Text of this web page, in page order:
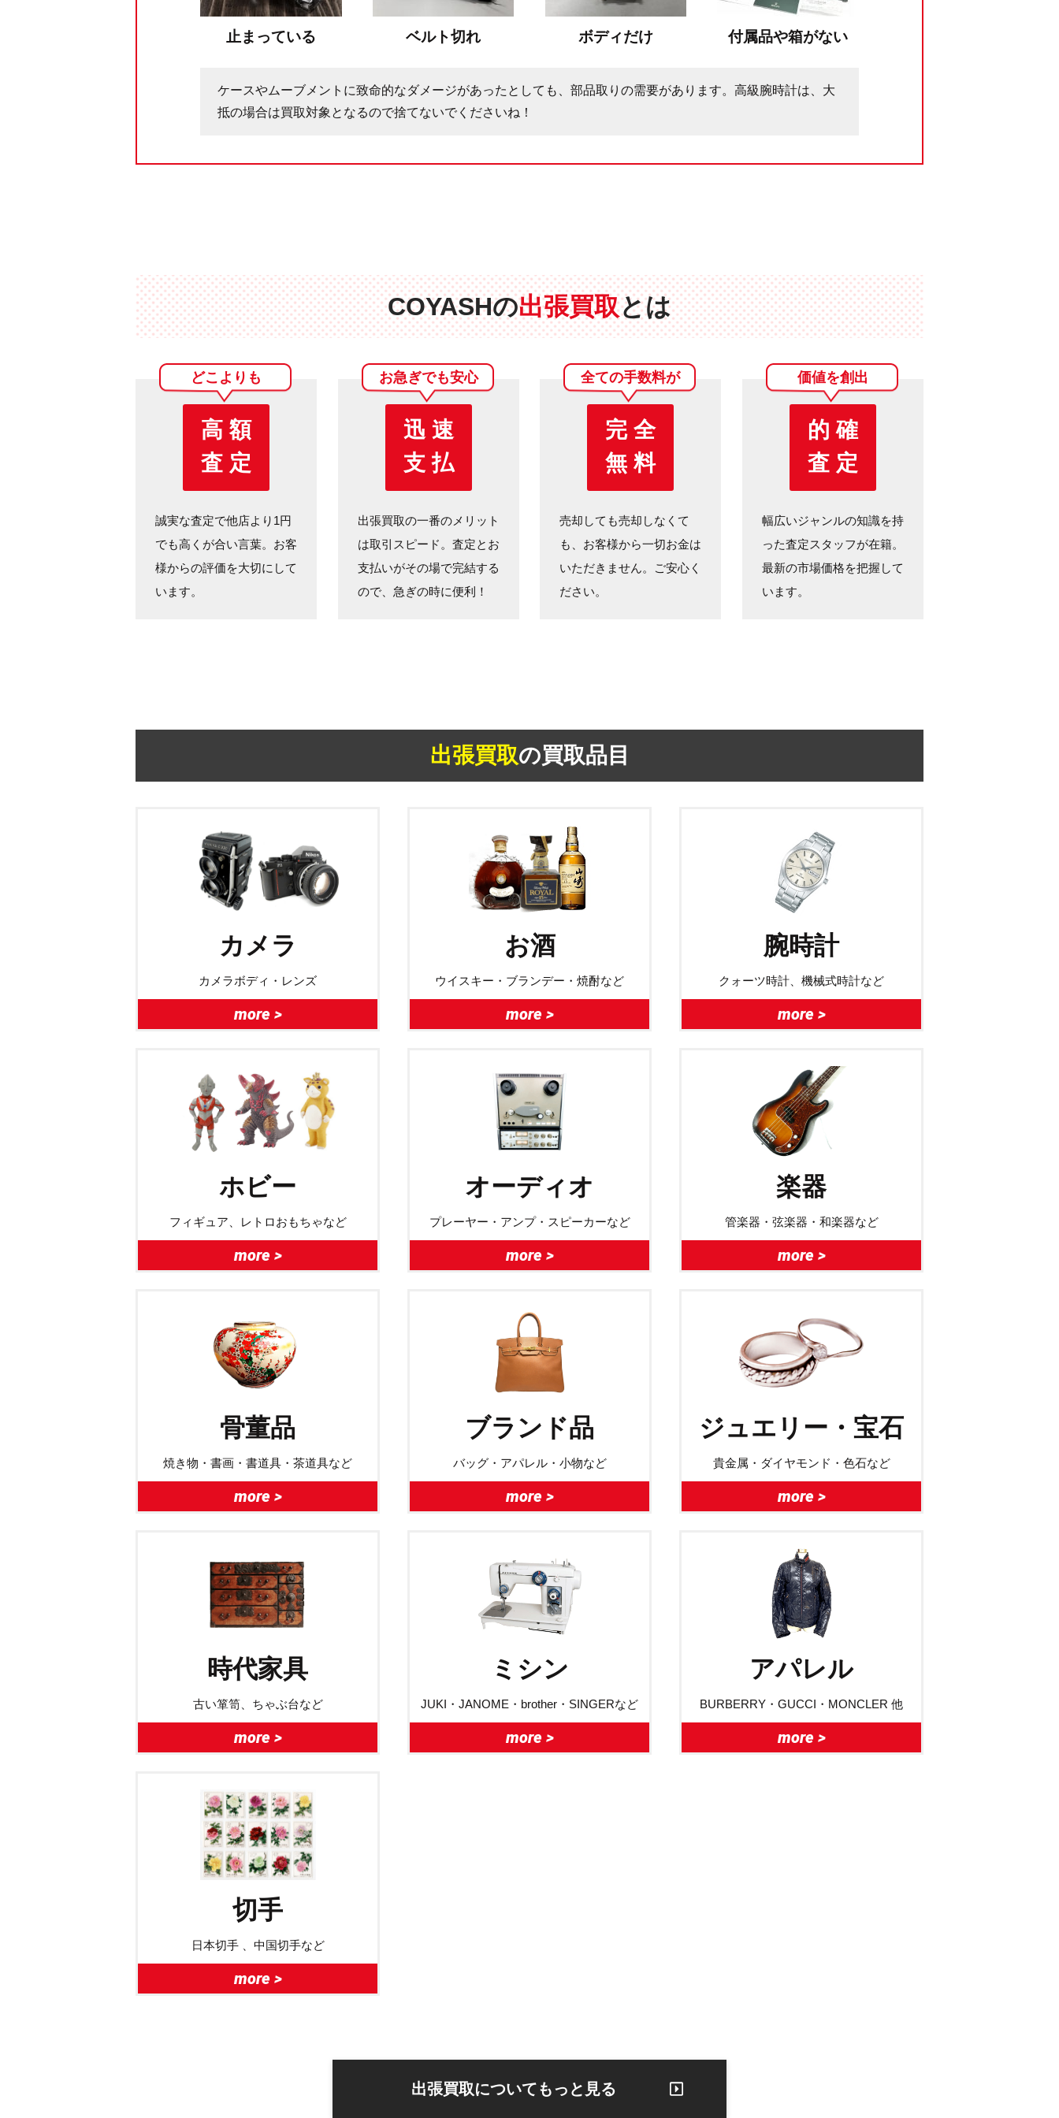
止まっている ベルト切れ ボディだけ 付属品や箱がない
ケースやムーブメントに致命的なダメージがあったとしても、部品取りの需要があります。高級腕時計は、大
抵の場合は買取対象となるので捨てないでくださいね！
COYASHの出張買取とは
どこよりも
高 額
査 定
誠実な査定で他店より1円
でも高くが合い言葉。お客
様からの評価を大切にして
います。
お急ぎでも安心
迅 速
支 払
出張買取の一番のメリット
は取引スピード。査定とお
支払いがその場で完結する
ので、急ぎの時に便利！
全ての手数料が
完 全
無 料
売却しても売却しなくて
も、お客様から一切お金は
いただきません。ご安心く
ださい。
価値を創出
的 確
査 定
幅広いジャンルの知識を持
った査定スタッフが在籍。
最新の市場価格を把握して
います。
出張買取の買取品目
カメラ
カメラボディ・レンズ
more >
お酒
ウイスキー・ブランデー・焼酎など
more >
腕時計
クォーツ時計、機械式時計など
more >
ホビー
フィギュア、レトロおもちゃなど
more >
オーディオ
プレーヤー・アンプ・スピーカーなど
more >
楽器
管楽器・弦楽器・和楽器など
more >
骨董品
焼き物・書画・書道具・茶道具など
more >
ブランド品
バッグ・アパレル・小物など
more >
ジュエリー・宝石
貴金属・ダイヤモンド・色石など
more >
時代家具
古い箪笥、ちゃぶ台など
more >
ミシン
JUKI・JANOME・brother・SINGERなど
more >
アパレル
BURBERRY・GUCCI・MONCLER 他
more >
切手
日本切手 、中国切手など
more >
出張買取についてもっと見る